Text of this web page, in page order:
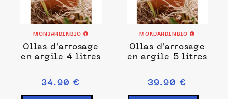
MONJARDINBIO
Ollas d'arrosage
en argile 4 litres
34.90 €
MONJARDINBIO
Ollas d'arrosage
en argile 5 litres
39.90 €